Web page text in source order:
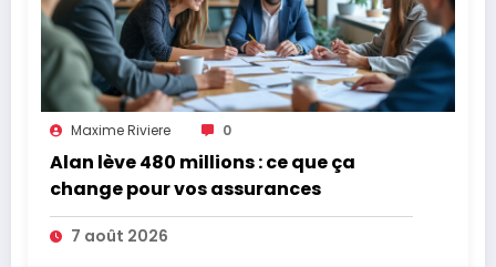
Maxime Riviere 0
Alan lève 480 millions : ce que ça
change pour vos assurances
7 août 2026